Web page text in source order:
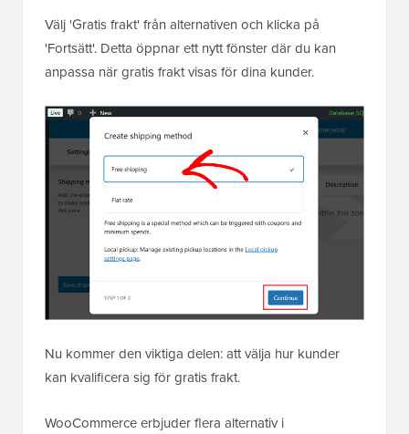
Välj 'Gratis frakt' från alternativen och klicka på
'Fortsätt'. Detta öppnar ett nytt fönster där du kan
anpassa när gratis frakt visas för dina kunder.
Nu kommer den viktiga delen: att välja hur kunder
kan kvalificera sig för gratis frakt.
WooCommerce erbjuder flera alternativ i